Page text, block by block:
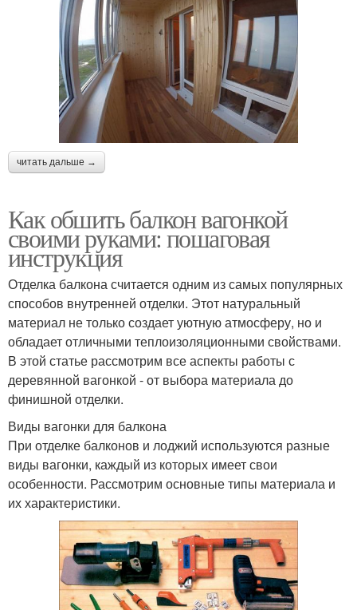
читать дальше →
Как обшить балкон вагонкой
своими руками: пошаговая
инструкция
Отделка балкона считается одним из самых популярных
способов внутренней отделки. Этот натуральный
материал не только создает уютную атмосферу, но и
обладает отличными теплоизоляционными свойствами.
В этой статье рассмотрим все аспекты работы с
деревянной вагонкой - от выбора материала до
финишной отделки.
Виды вагонки для балкона
При отделке балконов и лоджий используются разные
виды вагонки, каждый из которых имеет свои
особенности. Рассмотрим основные типы материала и
их характеристики.